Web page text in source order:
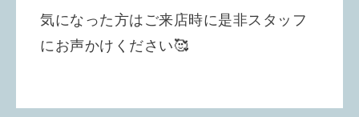
気になった方はご来店時に是非スタッフ
にお声かけください🥰